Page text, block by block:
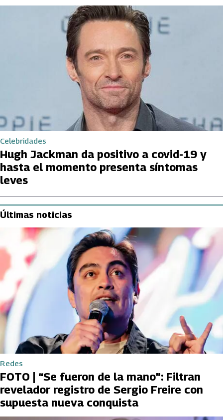
Celebridades
Hugh Jackman da positivo a covid-19 y
hasta el momento presenta síntomas
leves
Últimas noticias
Redes
FOTO | “Se fueron de la mano”: Filtran
revelador registro de Sergio Freire con
supuesta nueva conquista